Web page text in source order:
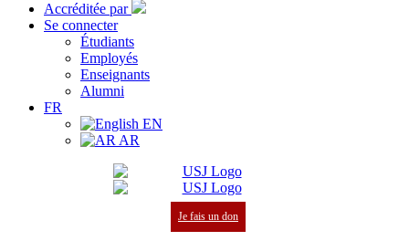
Accréditée par
Se connecter
Étudiants
Employés
Enseignants
Alumni
FR
EN
AR
Je fais un don